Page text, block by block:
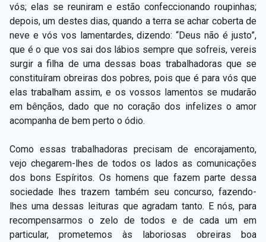
vós; elas se reuniram e estão confeccionando roupinhas;
depois, um destes dias, quando a terra se achar coberta de
neve e vós vos lamentardes, dizendo: “Deus não é justo”,
que é o que vos sai dos lábios sempre que sofreis, vereis
surgir a filha de uma dessas boas trabalhadoras que se
constituíram obreiras dos pobres, pois que é para vós que
elas trabalham assim, e os vossos lamentos se mudarão
em bênçãos, dado que no coração dos infelizes o amor
acompanha de bem perto o ódio.
Como essas trabalhadoras precisam de encorajamento,
vejo chegarem-lhes de todos os lados as comunicações
dos bons Espíritos. Os homens que fazem parte dessa
sociedade lhes trazem também seu concurso, fazendo-
lhes uma dessas leituras que agradam tanto. E nós, para
recompensarmos o zelo de todos e de cada um em
particular, prometemos às laboriosas obreiras boa